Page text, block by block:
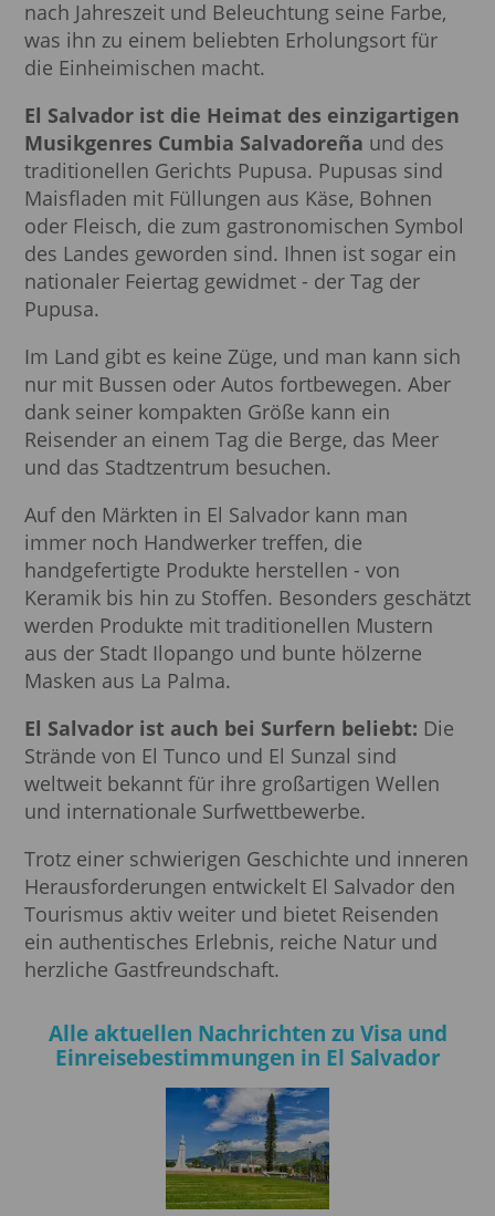
nach Jahreszeit und Beleuchtung seine Farbe,
was ihn zu einem beliebten Erholungsort für
die Einheimischen macht.
El Salvador ist die Heimat des einzigartigen
Musikgenres Cumbia Salvadoreña und des
traditionellen Gerichts Pupusa. Pupusas sind
Maisfladen mit Füllungen aus Käse, Bohnen
oder Fleisch, die zum gastronomischen Symbol
des Landes geworden sind. Ihnen ist sogar ein
nationaler Feiertag gewidmet - der Tag der
Pupusa.
Im Land gibt es keine Züge, und man kann sich
nur mit Bussen oder Autos fortbewegen. Aber
dank seiner kompakten Größe kann ein
Reisender an einem Tag die Berge, das Meer
und das Stadtzentrum besuchen.
Auf den Märkten in El Salvador kann man
immer noch Handwerker treffen, die
handgefertigte Produkte herstellen - von
Keramik bis hin zu Stoffen. Besonders geschätzt
werden Produkte mit traditionellen Mustern
aus der Stadt Ilopango und bunte hölzerne
Masken aus La Palma.
El Salvador ist auch bei Surfern beliebt: Die
Strände von El Tunco und El Sunzal sind
weltweit bekannt für ihre großartigen Wellen
und internationale Surfwettbewerbe.
Trotz einer schwierigen Geschichte und inneren
Herausforderungen entwickelt El Salvador den
Tourismus aktiv weiter und bietet Reisenden
ein authentisches Erlebnis, reiche Natur und
herzliche Gastfreundschaft.
Alle aktuellen Nachrichten zu Visa und
Einreisebestimmungen in El Salvador